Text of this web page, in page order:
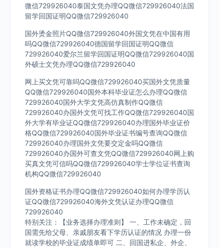
微信729926040泰国文凭办理QQ微信729926040法国
留学回国证明QQ微信729926040
国外烫金照片QQ微信729926040外国文凭在中国有用
吗QQ微信729926040德国留学回国证明QQ微信
729926040爱尔兰留学回国证明QQ微信729926040国
外硕士文凭办理QQ微信729926040
网上买文凭可靠吗QQ微信729926040买国外文凭质量
QQ微信729926040国外本科毕业证怎么办理QQ微信
729926040国外大学文凭高仿真制作QQ微信
729926040办国外文凭可找工作QQ微信729926040国
外大学有毕业证QQ微信729926040办理国外毕业证价
格QQ微信729926040国外毕业证书编号查询QQ微信
729926040办理国外文凭要交定金吗QQ微信
729926040办国外可查文凭QQ微信729926040网上购
买真文凭可信吗QQ微信729926040学士学位证书查询
机构QQ微信729926040
国外资格证书办理QQ微信729926040如何办理学历认
证QQ微信729926040海外文凭认证办理QQ微信
729926040
特别关注：【业务选择办理准则】 一、工作未确定，回
国需先给父母、亲戚朋友看下学历认证的情况 办理一份
就读学校的毕业证成绩单即可 二、回国进私企、外企、